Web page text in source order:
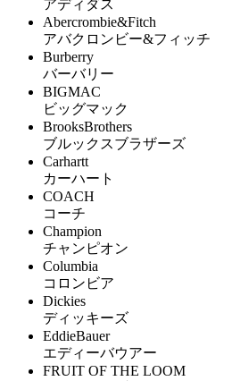
アディダス
Abercrombie&Fitch
アバクロンビー&フィッチ
Burberry
バーバリー
BIGMAC
ビッグマック
BrooksBrothers
ブルックスブラザーズ
Carhartt
カーハート
COACH
コーチ
Champion
チャンピオン
Columbia
コロンビア
Dickies
ディッキーズ
EddieBauer
エディーバウアー
FRUIT OF THE LOOM